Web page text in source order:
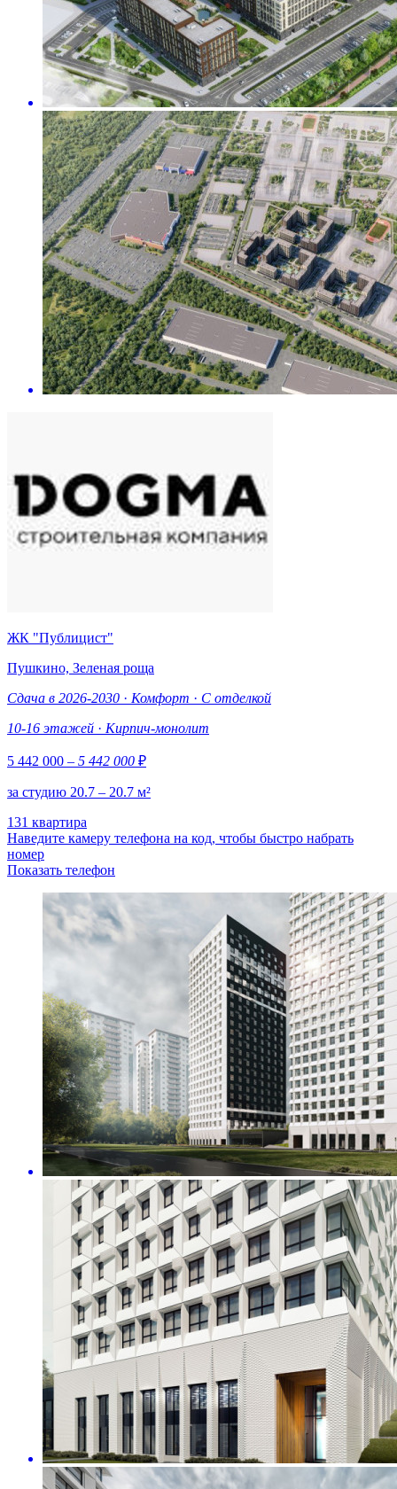
ЖК "Публицист"
Пушкино, Зеленая роща
Сдача в 2026-2030 · Комфорт · С отделкой
10-16 этажей · Кирпич-монолит
5 442 000 – 5 442 000 ₽
за студию 20.7 – 20.7 м²
131 квартира
Наведите камеру телефона на код, чтобы быстро набрать
номер
Показать телефон